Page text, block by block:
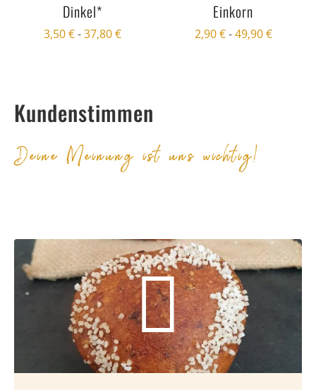
Dinkel*
3,50€-37,80€
Einkorn
2,90€-49,90€
Kundenstimmen
Deine Meinung ist uns wichtig!